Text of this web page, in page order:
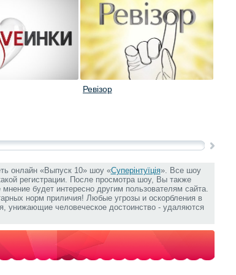
Ревізор
онлайн «Выпуск 10» шоу «Суперінтуїція». Все шоу
регистрации. После просмотра шоу, Вы также
будет интересно другим пользователям сайта.
норм приличия! Любые угрозы и оскорбления в
унижающие человеческое достоинство - удаляются